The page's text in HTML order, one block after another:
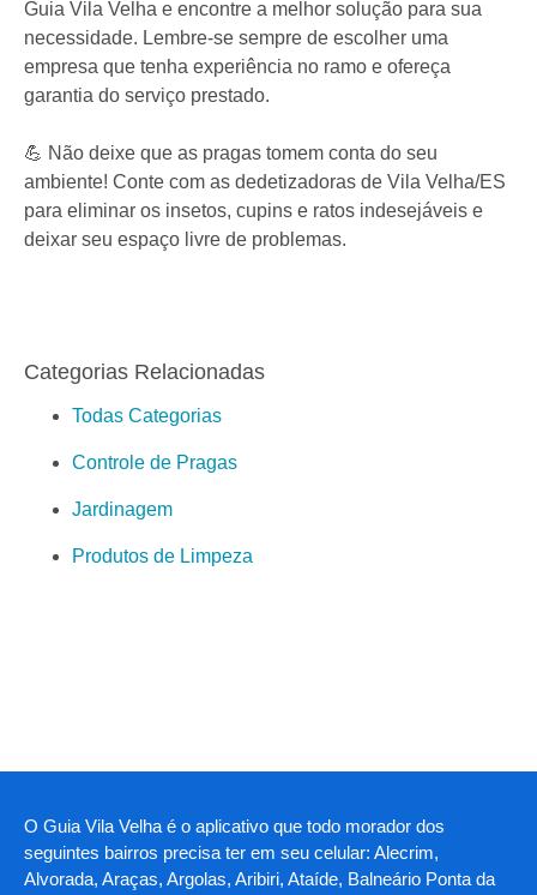
Guia Vila Velha e encontre a melhor solução para sua
necessidade. Lembre-se sempre de escolher uma
empresa que tenha experiência no ramo e ofereça
garantia do serviço prestado.
💪 Não deixe que as pragas tomem conta do seu
ambiente! Conte com as dedetizadoras de Vila Velha/ES
para eliminar os insetos, cupins e ratos indesejáveis e
deixar seu espaço livre de problemas.
Categorias Relacionadas
Todas Categorias
Controle de Pragas
Jardinagem
Produtos de Limpeza
O Guia Vila Velha é o aplicativo que todo morador dos
seguintes bairros precisa ter em seu celular: Alecrim,
Alvorada, Araças, Argolas, Aribiri, Ataíde, Balneário Ponta da